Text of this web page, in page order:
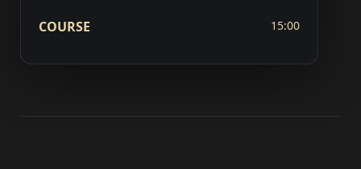
COURSE 15:00